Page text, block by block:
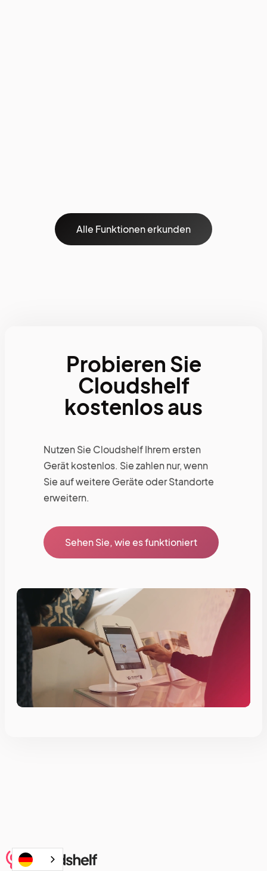
Alle Funktionen erkunden
Probieren Sie
Cloudshelf
kostenlos aus
Nutzen Sie Cloudshelf Ihrem ersten
Gerät kostenlos. Sie zahlen nur, wenn
Sie auf weitere Geräte oder Standorte
erweitern.
Sehen Sie, wie es funktioniert